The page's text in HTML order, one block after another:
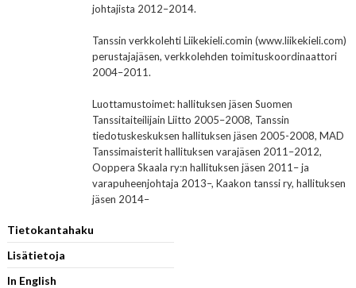
johtajista 2012–2014.
Tanssin verkkolehti Liikekieli.comin (www.liikekieli.com)
perustajajäsen, verkkolehden toimituskoordinaattori
2004–2011.
Luottamustoimet: hallituksen jäsen Suomen
Tanssitaiteilijain Liitto 2005–2008, Tanssin
tiedotuskeskuksen hallituksen jäsen 2005-2008, MAD
Tanssimaisterit hallituksen varajäsen 2011–2012,
Ooppera Skaala ry:n hallituksen jäsen 2011– ja
varapuheenjohtaja 2013–, Kaakon tanssi ry, hallituksen
jäsen 2014–
Tietokantahaku
Lisätietoja
In English